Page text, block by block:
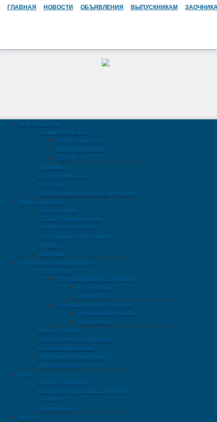
ГЛАВНАЯ НОВОСТИ ОБЪЯВЛЕНИЯ ВЫПУСКНИКАМ
О факультете
Общие сведения
Аб факультэце
Hukuk işi fakulteti
法学系
История
Сотрудничество
Контакты
Отзывы иностранных студентов
Подразделения
Лаборатории
Кабинет методологии
государства и права
Ассоциация выпускников
Деканат
Кафедры
Образовательный процесс
Студентам
Дневная форма обучения
Расписание
Документы
Заочная форма обучения
Расписание, планы
Документы
Магистрантам
Иностранным студентам
Каталог дисциплин
Критерии оценки знаний
Доска почета
ИВР
Общие сведения
Направления воспитательной
работы
Документы
Наука